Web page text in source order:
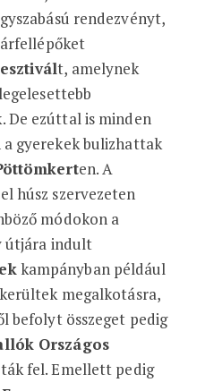
rendezvényt,
t, amelynek
De ezúttal is minden
gyerekek bulizhattak
en. A
húsz szervezeten
módokon a
útjára indult
kampányban például
megalkotásra,
befolyt összeget pedig
Országos
fel. Emellett pedig